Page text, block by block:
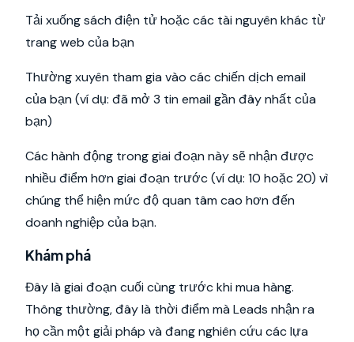
Tải xuống sách điện tử hoặc các tài nguyên khác từ
trang web của bạn
Thường xuyên tham gia vào các chiến dịch email
của bạn (ví dụ: đã mở 3 tin email gần đây nhất của
bạn)
Các hành động trong giai đoạn này sẽ nhận được
nhiều điểm hơn giai đoạn trước (ví dụ: 10 hoặc 20) vì
chúng thể hiện mức độ quan tâm cao hơn đến
doanh nghiệp của bạn.
Khám phá
Đây là giai đoạn cuối cùng trước khi mua hàng.
Thông thường, đây là thời điểm mà Leads nhận ra
họ cần một giải pháp và đang nghiên cứu các lựa